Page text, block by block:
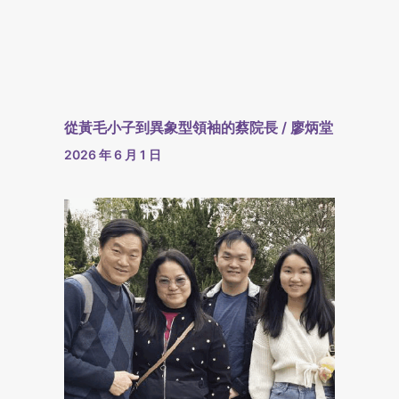
從黃毛小子到異象型領袖的蔡院長 / 廖炳堂
2026 年 6 月 1 日